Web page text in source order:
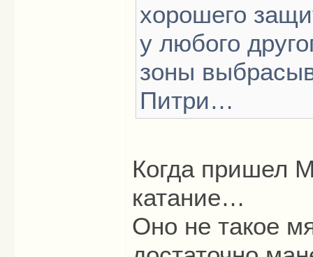
хорошего
у любого
зоны
Питри…
Когда пришел
катание…
Оно не такое